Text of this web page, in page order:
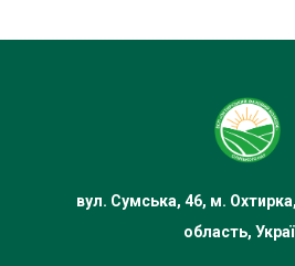
вул. Сумська, 46, м.
область,